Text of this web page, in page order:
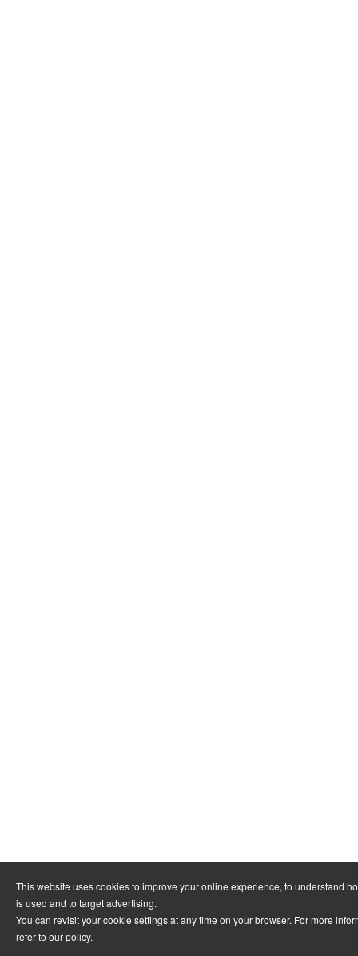
This website uses cookies to improve your online experience, to understand
is used and to target advertising.
You can revisit your cookie settings at any time on your browser. For more
refer to our policy.